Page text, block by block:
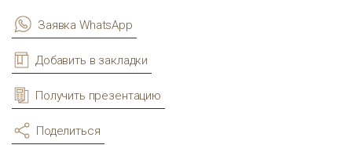
Заявка WhatsApp
Добавить в закладки
Получить презентацию
Поделиться